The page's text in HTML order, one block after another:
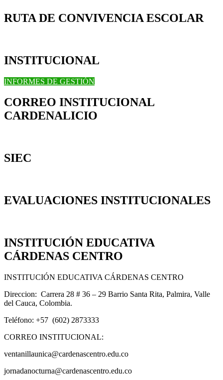
RUTA DE CONVIVENCIA ESCOLAR
INSTITUCIONAL
INFORMES DE GESTIÓN
CORREO INSTITUCIONAL
CARDENALICIO
SIEC
EVALUACIONES INSTITUCIONALES
INSTITUCIÓN EDUCATIVA
CÁRDENAS CENTRO
INSTITUCIÓN EDUCATIVA CÁRDENAS CENTRO
Direccion: Carrera 28 # 36 – 29 Barrio Santa Rita, Palmira, Valle
del Cauca, Colombia.
Teléfono: +57 (602) 2873333
CORREO INSTITUCIONAL:
ventanillaunica@cardenascentro.edu.co
jornadanocturna@cardenascentro.edu.co